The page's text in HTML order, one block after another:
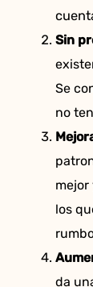
Sin
Se
no
mejor
los
da